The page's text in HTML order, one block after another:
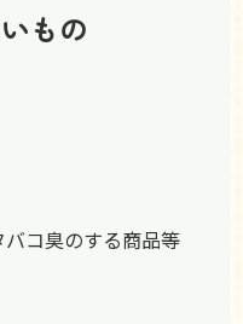
もの
コ臭のする商品等